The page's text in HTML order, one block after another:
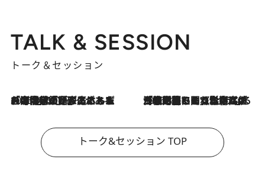
TALK & SESSION
トーク＆セッション
2026.8.3
「今後値上げがあるとすれば…」「リスクがあるのは今年の冬」エネルギー専門家が語る、ホルムズ海峡封鎖が家庭にもたらす“ある心配” 2026.8.3
「住宅建てられない…」「サーチャージ料の高値が続いている」ホルムズ海峡封鎖による影響はいつまで続く？《エネルギー専門家に聞く“どうなる日本の暮らし”》
トーク&セッション TOP